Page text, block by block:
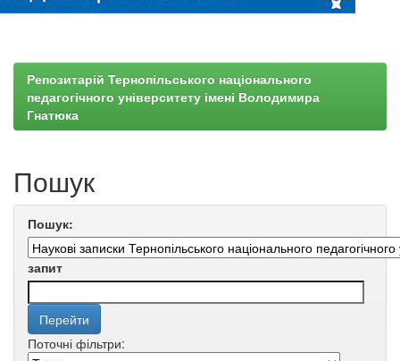
Репозитарій Тернопільського національного
педагогічного університету імені Володимира
Гнатюка
Пошук
Пошук:
запит
Поточні фільтри: